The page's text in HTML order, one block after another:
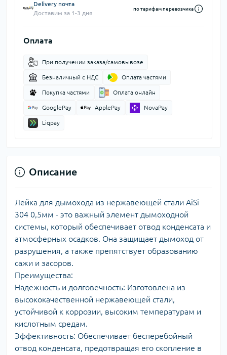
Delivery почта
Доставим за 1-3 дня
по тарифам перевозчика
Оплата
При получении заказа/самовывозе
Безналичный с НДС Оплата частями
Покупка частями Оплата онлайн
GooglePay ApplePay NovaPay
Liqpay
Описание
Лейка для дымохода из нержавеющей стали AiSi
304 0,5мм - это важный элемент дымоходной
системы, который обеспечивает отвод конденсата и
атмосферных осадков. Она защищает дымоход от
разрушения, а также препятствует образованию
сажи и засоров.
Преимущества:
Надежность и долговечность: Изготовлена из
высококачественной нержавеющей стали,
устойчивой к коррозии, высоким температурам и
кислотным средам.
Эффективность: Обеспечивает бесперебойный
отвод конденсата, предотвращая его скопление в